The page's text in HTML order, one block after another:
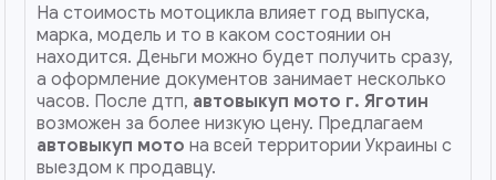
На стоимость мотоцикла влияет год выпуска,
марка, модель и то в каком состоянии он
находится. Деньги можно будет получить сразу,
а оформление документов занимает несколько
часов. После дтп, автовыкуп мото г. Яготин
возможен за более низкую цену. Предлагаем
автовыкуп мото на всей территории Украины с
выездом к продавцу.